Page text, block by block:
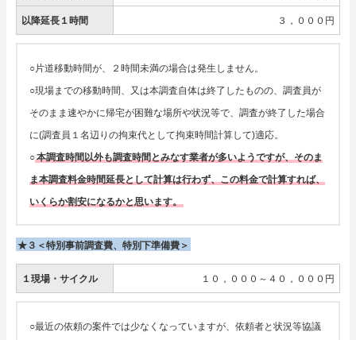
以降延長１時間 ３，０００円
○片道移動時間が、２時間未満の場合は発生しません。
○現場までの移動時間、又は本調査自体は終了したものの、調査員が
そのまま速やかに帰宅が困難な場所や状況等で、調査が終了した場合
に(調査員１名辺りの拘束代として拘束時間計算して)適応。
○本調査時間以外も調査時間とみなす業者が多いようですが、そのま
ま本調査料金時間延長として計算は行わず、この料金で計算すれば、
いくらか割安になるかと思います。
★３＜特別事前調査費、特別下準備費＞
１現場・サイクル １０，０００～４０，０００円
○最近の依頼の案件では少なくなっていますが、依頼者と状況等協議